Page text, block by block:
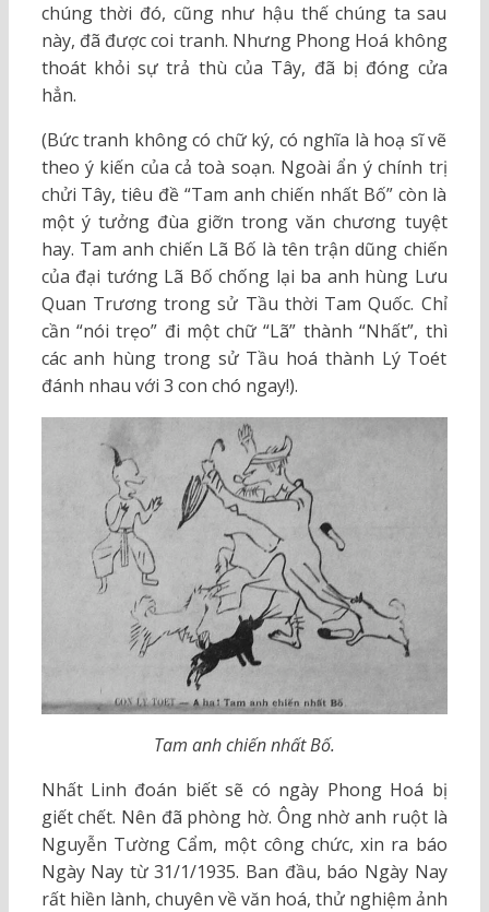
chúng thời đó, cũng như hậu thế chúng ta sau
này, đã được coi tranh. Nhưng Phong Hoá không
thoát khỏi sự trả thù của Tây, đã bị đóng cửa
hẳn.
(Bức tranh không có chữ ký, có nghĩa là hoạ sĩ vẽ
theo ý kiến của cả toà soạn. Ngoài ẩn ý chính trị
chửi Tây, tiêu đề “Tam anh chiến nhất Bố” còn là
một ý tưởng đùa giỡn trong văn chương tuyệt
hay. Tam anh chiến Lã Bố là tên trận dũng chiến
của đại tướng Lã Bố chống lại ba anh hùng Lưu
Quan Trương trong sử Tầu thời Tam Quốc. Chỉ
cần “nói trẹo” đi một chữ “Lã” thành “Nhất”, thì
các anh hùng trong sử Tầu hoá thành Lý Toét
đánh nhau với 3 con chó ngay!).
Tam anh chiến nhất Bố.
Nhất Linh đoán biết sẽ có ngày Phong Hoá bị
giết chết. Nên đã phòng hờ. Ông nhờ anh ruột là
Nguyễn Tường Cẩm, một công chức, xin ra báo
Ngày Nay từ 31/1/1935. Ban đầu, báo Ngày Nay
rất hiền lành, chuyên về văn hoá, thử nghiệm ảnh